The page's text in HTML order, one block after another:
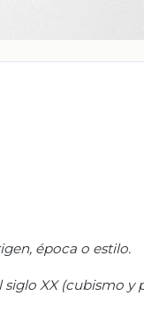
época o estilo.
XX (cubismo y